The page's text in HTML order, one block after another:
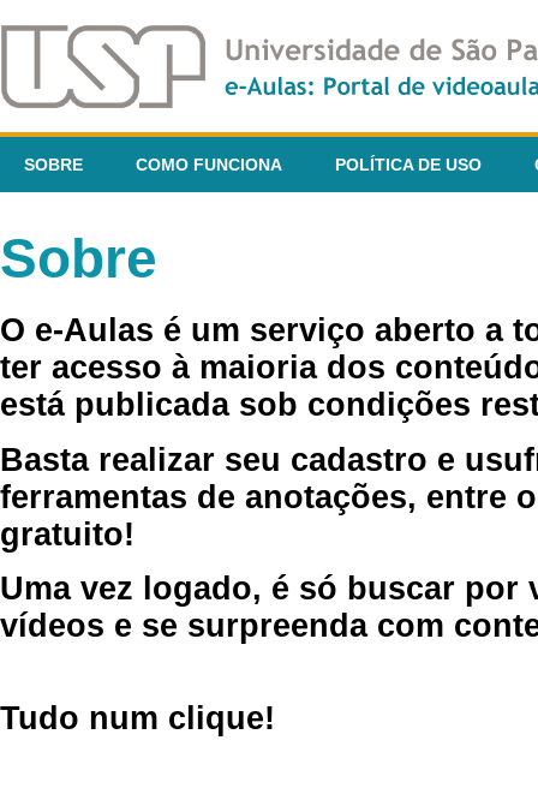
SOBRE COMO FUNCIONA POLÍTICA DE USO
Sobre
O e-Aulas é um serviço aberto a
ter acesso à maioria dos
está publicada sob condições
Basta realizar seu cadastro e
ferramentas de anotações, entre
gratuito!
Uma vez logado, é só buscar por
vídeos e se surpreenda com
Tudo num clique!